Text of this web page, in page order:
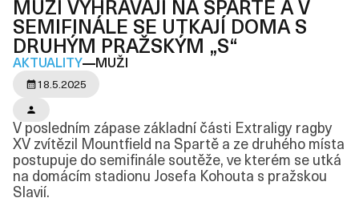
MUŽI VYHRÁVAJÍ NA SPARTĚ A V
SEMIFINÁLE SE UTKAJÍ DOMA S
DRUHÝM PRAŽSKÝM „S“
AKTUALITY MUŽI
18.5.2025
V posledním zápase základní části Extraligy ragby
XV zvítězil Mountfield na Spartě a ze druhého místa
postupuje do semifinále soutěže, ve kterém se utká
na domácím stadionu Josefa Kohouta s pražskou
Slavií.